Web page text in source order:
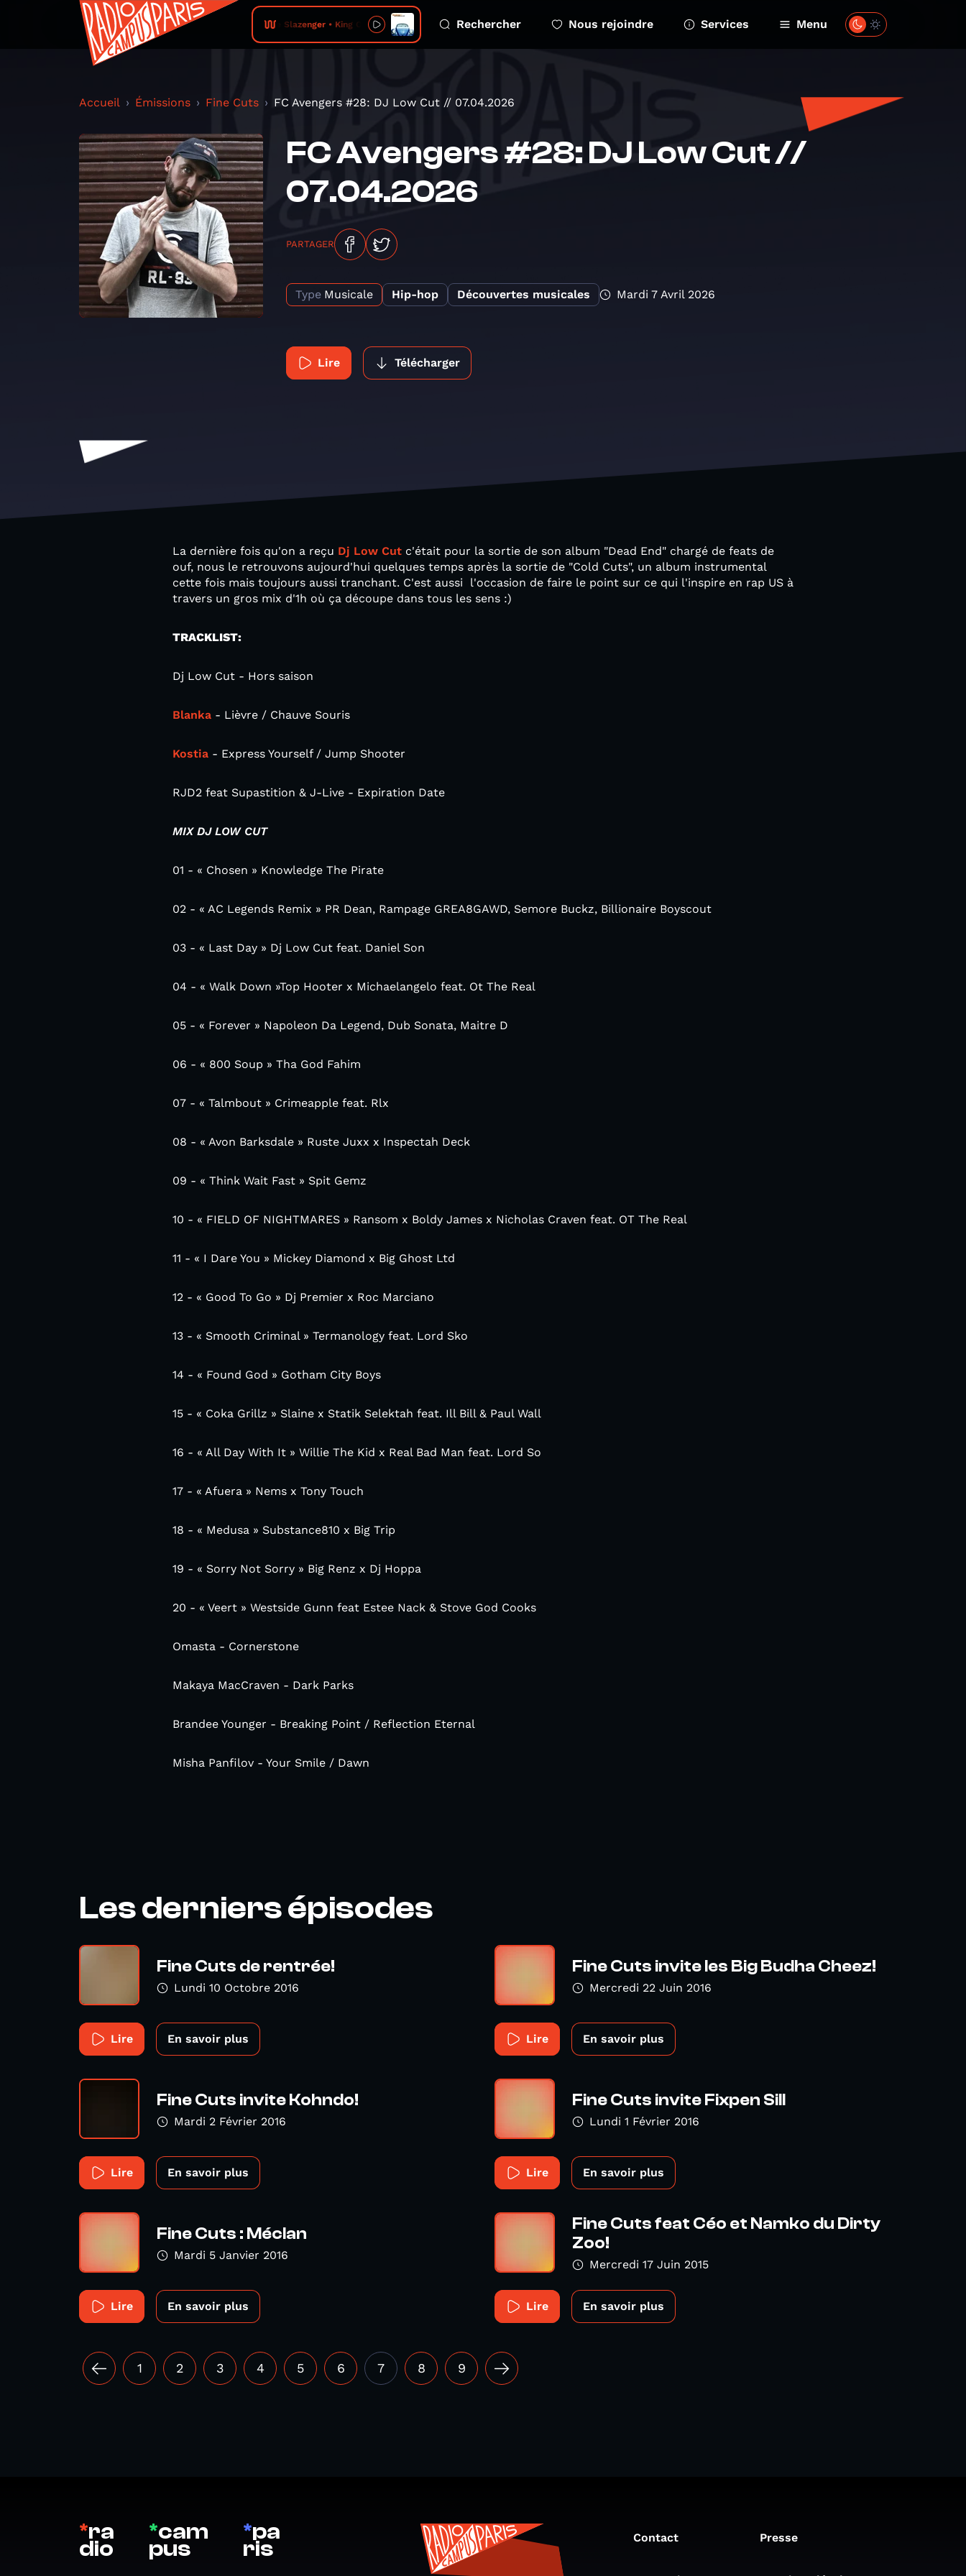
Jake Slazenger • King Of The Beats Rechercher Nous rejoindre Services Menu
Accueil Émissions Fine Cuts FC Avengers #28: DJ Low Cut // 07.04.2026
FC Avengers #28: DJ Low Cut //
07.04.2026
PARTAGER
Type Musicale Hip-hop Découvertes musicales Mardi 7 Avril 2026
Lire Télécharger
La dernière fois qu'on a reçu Dj Low Cut c'était pour la sortie de son album "Dead End" chargé de feats de
ouf, nous le retrouvons aujourd'hui quelques temps après la sortie de "Cold Cuts", un album instrumental
cette fois mais toujours aussi tranchant. C'est aussi l'occasion de faire le point sur ce qui l'inspire en rap US à
travers un gros mix d'1h où ça découpe dans tous les sens :)
TRACKLIST:
Dj Low Cut - Hors saison
Blanka - Lièvre / Chauve Souris
Kostia - Express Yourself / Jump Shooter
RJD2 feat Supastition & J-Live - Expiration Date
MIX DJ LOW CUT
01 - « Chosen » Knowledge The Pirate
02 - « AC Legends Remix » PR Dean, Rampage GREA8GAWD, Semore Buckz, Billionaire Boyscout
03 - « Last Day » Dj Low Cut feat. Daniel Son
04 - « Walk Down »Top Hooter x Michaelangelo feat. Ot The Real
05 - « Forever » Napoleon Da Legend, Dub Sonata, Maitre D
06 - « 800 Soup » Tha God Fahim
07 - « Talmbout » Crimeapple feat. Rlx
08 - « Avon Barksdale » Ruste Juxx x Inspectah Deck
09 - « Think Wait Fast » Spit Gemz
10 - « FIELD OF NIGHTMARES » Ransom x Boldy James x Nicholas Craven feat. OT The Real
11 - « I Dare You » Mickey Diamond x Big Ghost Ltd
12 - « Good To Go » Dj Premier x Roc Marciano
13 - « Smooth Criminal » Termanology feat. Lord Sko
14 - « Found God » Gotham City Boys
15 - « Coka Grillz » Slaine x Statik Selektah feat. Ill Bill & Paul Wall
16 - « All Day With It » Willie The Kid x Real Bad Man feat. Lord So
17 - « Afuera » Nems x Tony Touch
18 - « Medusa » Substance810 x Big Trip
19 - « Sorry Not Sorry » Big Renz x Dj Hoppa
20 - « Veert » Westside Gunn feat Estee Nack & Stove God Cooks
Omasta - Cornerstone
Makaya MacCraven - Dark Parks
Brandee Younger - Breaking Point / Reflection Eternal
Misha Panfilov - Your Smile / Dawn
Les derniers épisodes
Fine Cuts de rentrée!
Lundi 10 Octobre 2016
Lire En savoir plus
Fine Cuts invite les Big Budha Cheez!
Mercredi 22 Juin 2016
Lire En savoir plus
Fine Cuts invite Kohndo!
Mardi 2 Février 2016
Lire En savoir plus
Fine Cuts invite Fixpen Sill
Lundi 1 Février 2016
Lire En savoir plus
Fine Cuts : Méclan
Mardi 5 Janvier 2016
Lire En savoir plus
Fine Cuts feat Céo et Namko du Dirty
Zoo!
Mercredi 17 Juin 2015
Lire En savoir plus
1 2 3 4 5 6 7 8 9
*ra
dio
*cam
pus
*pa
ris Contact Presse